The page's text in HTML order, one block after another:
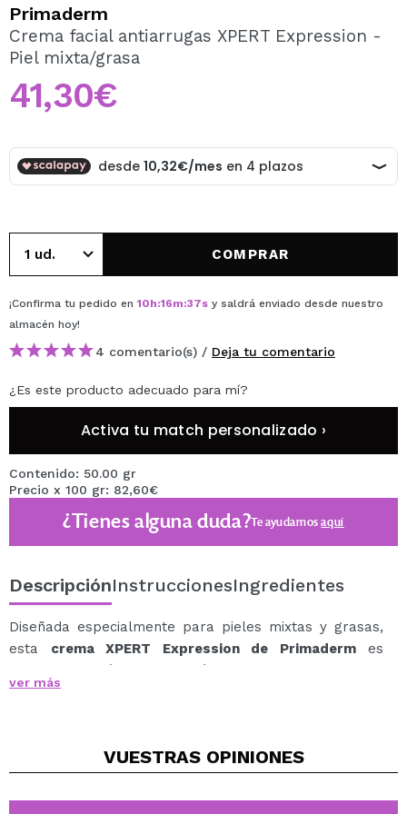
Al crear una cuenta en Maquillalia.com podrás realizar
tus compras rápidamente, revisar el estado de tus
Primaderm
Crema facial antiarrugas XPERT Expression -
Piel mixta/grasa
41,30€
COMPRAR
¡Confirma tu pedido en 10h:16m:37s y saldrá enviado desde nuestro
almacén hoy!
4 comentario(s) / Deja tu comentario
¿Es este producto adecuado para mí?
Activa tu match personalizado ›
Contenido: 50.00 gr
Precio x 100 gr: 82,60€
¿Tienes alguna duda?Te ayudamosaquí
DescripciónInstruccionesIngredientes
Diseñada especialmente para pieles mixtas y grasas,
esta crema XPERT Expression de Primadermes
antiedad de rápida absorción actúa de forma eficaz
para suavizar arrugas y líneas de expresión, ofreciendo
15% de péptidos: combinación de Acetyl
reconocidos por su capacidad para relajar las
ver más
VUESTRAS OPINIONES